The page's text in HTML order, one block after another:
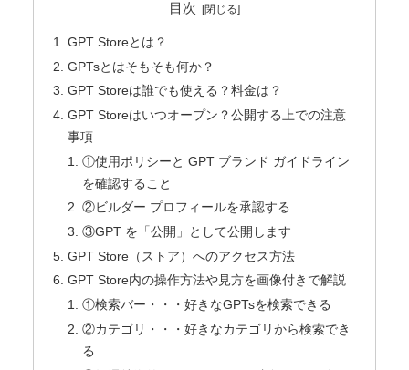
目次
GPT Storeとは？
GPTsとはそもそも何か？
GPT Storeは誰でも使える？料金は？
GPT Storeはいつオープン？公開する上での注意
事項
①使用ポリシーと GPT ブランド ガイドライン
を確認すること
②ビルダー プロフィールを承認する
③GPT を「公開」として公開します
GPT Store（ストア）へのアクセス方法
GPT Store内の操作方法や見方を画像付きで解説
①検索バー・・・好きなGPTsを検索できる
②カテゴリ・・・好きなカテゴリから検索でき
る